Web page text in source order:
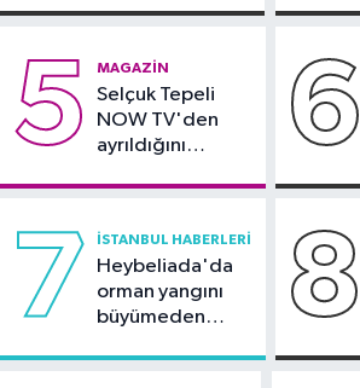
komisyonda
silahlı kavga
5 MAGAZIN
Selçuk Tepeli
NOW TV'den
ayrıldığını
6
7 İSTANBUL HABERLERI
Heybeliada'da
orman yangını
büyümeden
8